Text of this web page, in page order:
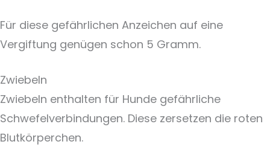
Für diese gefährlichen Anzeichen auf eine
Vergiftung genügen schon 5 Gramm.
Zwiebeln
Zwiebeln enthalten für Hunde gefährliche
Schwefelverbindungen. Diese zersetzen die roten
Blutkörperchen.